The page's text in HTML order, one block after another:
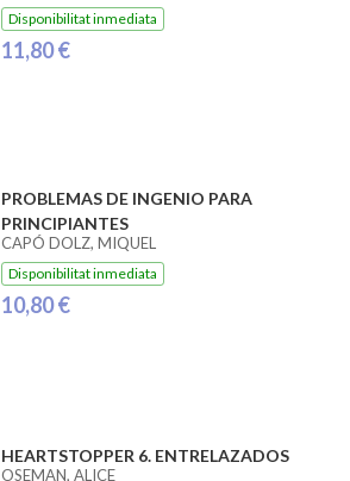
Disponibilitat inmediata
11,80 €
PROBLEMAS DE INGENIO PARA
PRINCIPIANTES
CAPÓ DOLZ, MIQUEL
Disponibilitat inmediata
10,80 €
HEARTSTOPPER 6. ENTRELAZADOS
OSEMAN, ALICE